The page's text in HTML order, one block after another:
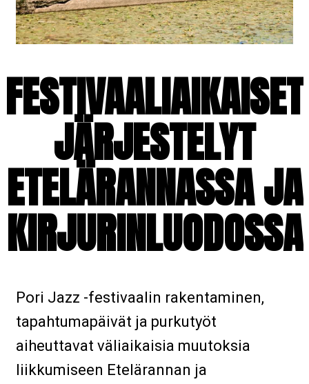
FESTIVAALIAIKAISET
JÄRJESTELYT
ETELÄRANNASSA JA
KIRJURINLUODOSSA
Pori Jazz -festivaalin rakentaminen,
tapahtumapäivät ja purkutyöt
aiheuttavat väliaikaisia muutoksia
liikkumiseen Etelärannan ja